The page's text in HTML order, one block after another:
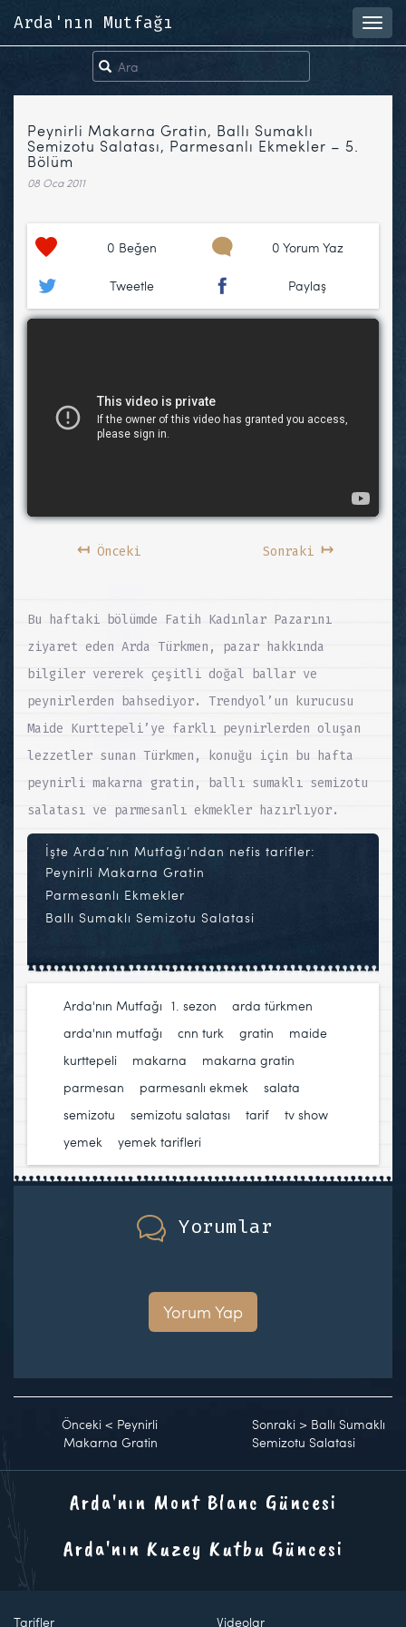
Arda'nın Mutfağı
Peynirli Makarna Gratin, Ballı Sumaklı
Semizotu Salatası, Parmesanlı Ekmekler – 5.
Bölüm
08 Oca 2011
0 Beğen 0 Yorum Yaz
Tweetle Paylaş
↤Önceki Sonraki ↦
Bu haftaki bölümde Fatih Kadınlar Pazarını
ziyaret eden Arda Türkmen, pazar hakkında
bilgiler vererek çeşitli doğal ballar ve
peynirlerden bahsediyor. Trendyol’un kurucusu
Maide Kurttepeli’ye farklı peynirlerden oluşan
lezzetler sunan Türkmen, konuğu için bu hafta
peynirli makarna gratin, ballı sumaklı semizotu
salatası ve parmesanlı ekmekler hazırlıyor.
İşte Arda’nın Mutfağı’ndan nefis tarifler:
Peynirli Makarna Gratin
Parmesanlı Ekmekler
Ballı Sumaklı Semizotu Salatasi
Arda'nın Mutfağı 1. sezon arda türkmen
arda'nın mutfağı
cnn turk gratin
maide
kurttepeli
makarna makarna gratin
parmesan
parmesanlı ekmek salata
semizotu
semizotu salatası tarif tv show
yemek
yemek tarifleri
Yorumlar
Yorum Yap
Önceki < Peynirli
Makarna Gratin
Sonraki > Ballı Sumaklı
Semizotu Salatasi
Arda'nın Mont Blanc Güncesi
Arda'nın Kuzey Kutbu Güncesi
Tarifler Videolar